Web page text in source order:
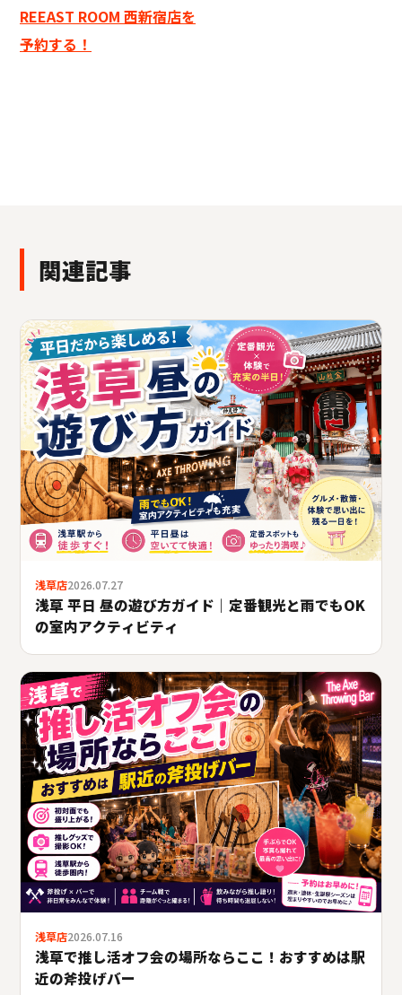
REEAST ROOM 西新宿店を
予約する！
関連記事
浅草店2026.07.27
浅草 平日 昼の遊び方ガイド｜定番観光と雨でもOK
の室内アクティビティ
浅草店2026.07.16
浅草で推し活オフ会の場所ならここ！おすすめは駅
近の斧投げバー